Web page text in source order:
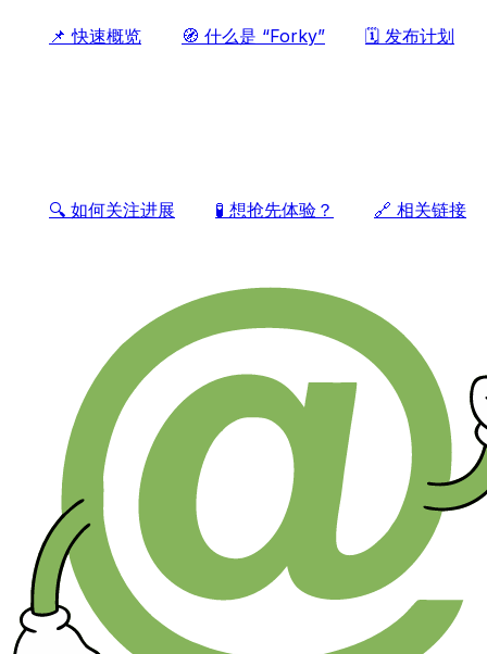
📌 快速概览 🧭 什么是 “Forky” 🗓️ 发布计划
🔍 如何关注进展 🧪 想抢先体验？ 🔗 相关链接